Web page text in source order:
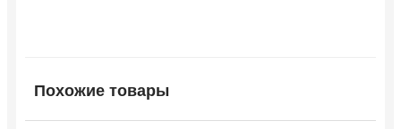
Похожие товары